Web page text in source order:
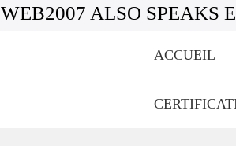
WEB2007 ALSO SPEAKS
ACCUEIL